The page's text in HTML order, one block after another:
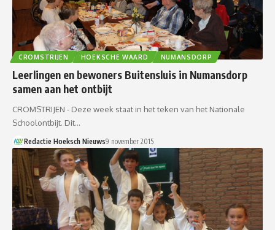
CROMSTRIJEN HOEKSCHE WAARD NUMANSDORP
Leerlingen en bewoners Buitensluis in Numansdorp
samen aan het ontbijt
CROMSTRIJEN - Deze week staat in het teken van het Nationale
Schoolontbijt. Dit…
Redactie Hoeksch Nieuws9 november 2015